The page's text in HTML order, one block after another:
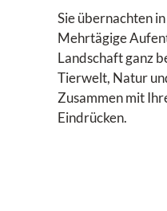
Sie übernachten
Mehrtägige
Landschaft ganz
Tierwelt, Natur
Zusammen mit
Eindrücken.